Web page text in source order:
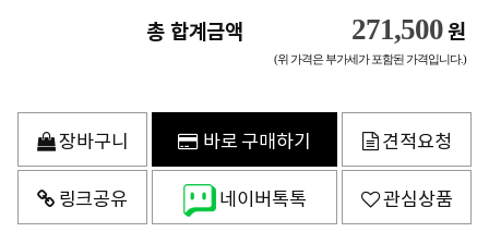
총 합계금액 271,500 원
(위 가격은 부가세가 포함된 가격입니다.)
장바구니 바로 구매하기 견적요청
링크공유 네이버톡톡 관심상품